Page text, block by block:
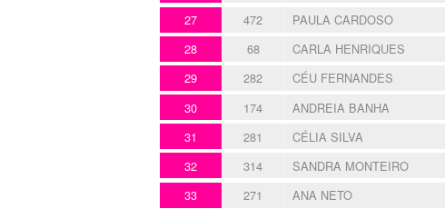
27 472 PAULA CARDOSO
28 68 CARLA HENRIQUES
29 282 CÉU FERNANDES
30 174 ANDREIA BANHA
31 281 CÉLIA SILVA
32 314 SANDRA MONTEIRO
33 271 ANA NETO